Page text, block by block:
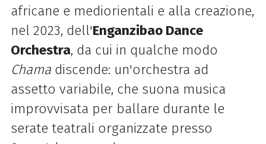
africane e mediorientali e alla creazione,
nel 2023, dell'Enganzibao Dance
Orchestra, da cui in qualche modo
Chamadiscende: un'orchestra ad
assetto variabile, che suona musica
improvvisata per ballare durante le
serate teatrali organizzate presso